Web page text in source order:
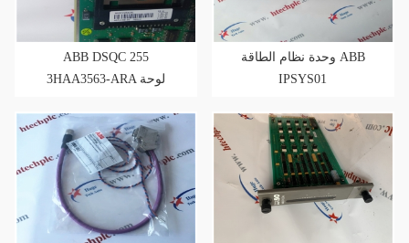
ABB DSQC 255
3HAA3563-ARA لوحة
وحدة نظام الطاقة ABB
IPSYS01